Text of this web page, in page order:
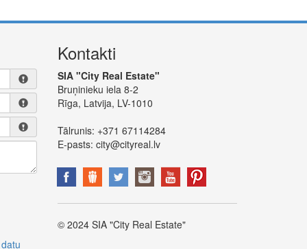
Kontakti
SIA "City Real Estate"
Bruņinieku iela 8-2
Rīga, Latvija, LV-1010
Tālrunis: +371 67114284
E-pasts: city@cityreal.lv
© 2024 SIA "City Real Estate"